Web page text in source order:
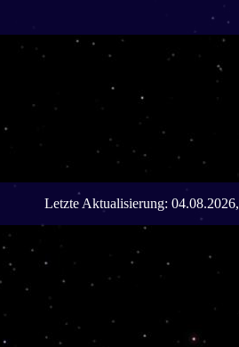
Letzte Aktualisierung: 04.08.2026,